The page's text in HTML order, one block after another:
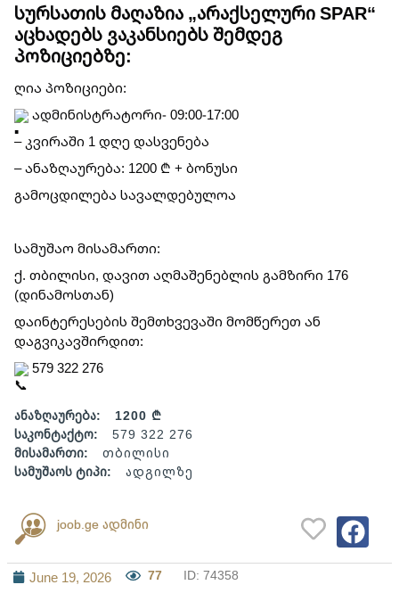
სურსათის მაღაზია „არაქსელური SPAR“
აცხადებს ვაკანსიებს შემდეგ
პოზიციებზე:
ღია პოზიციები:
ადმინისტრატორი- 09:00-17:00
– კვირაში 1 დღე დასვენება
– ანაზღაურება: 1200 ₾ + ბონუსი
გამოცდილება სავალდებულოა
სამუშაო მისამართი:
ქ. თბილისი, დავით აღმაშენებლის გამზირი 176
(დინამოსთან)
დაინტერესების შემთხვევაში მომწერეთ ან
დაგვიკავშირდით:
579 322 276
ანაზღაურება:
1200 ₾
საკონტაქტო:
579 322 276
მისამართი:
თბილისი
სამუშაოს ტიპი:
ადგილზე
joob.ge ადმინი
June 19, 2026 77 ID: 74358